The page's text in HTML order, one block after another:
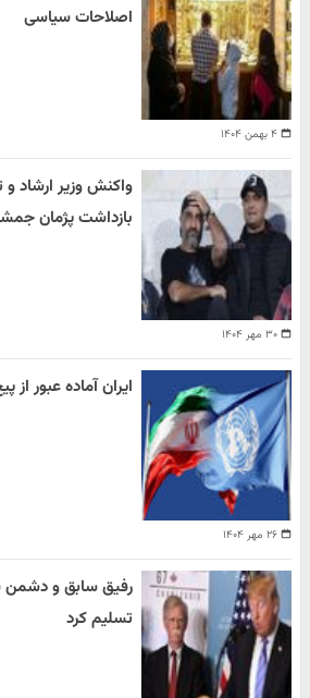
۴ بهمن ۱۴۰۴
اصلاحات سیاسی
۳۰ مهر ۱۴۰۴
واکنش وزیر ارشاد
بازداشت پژمان
۲۶ مهر ۱۴۰۴
ایران آماده عبور از
رفیق سابق و دشمن
تسلیم کرد